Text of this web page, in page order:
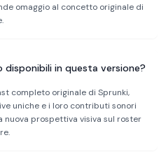
omaggio al concetto originale di
disponibili in questa versione?
completo originale di Sprunki,
uniche e i loro contributi sonori
nuova prospettiva visiva sul roster